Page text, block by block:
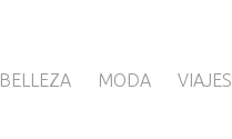
BELLEZA MODA VIAJES